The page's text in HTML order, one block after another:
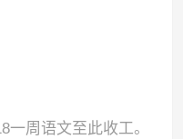
一周语文至此收工。